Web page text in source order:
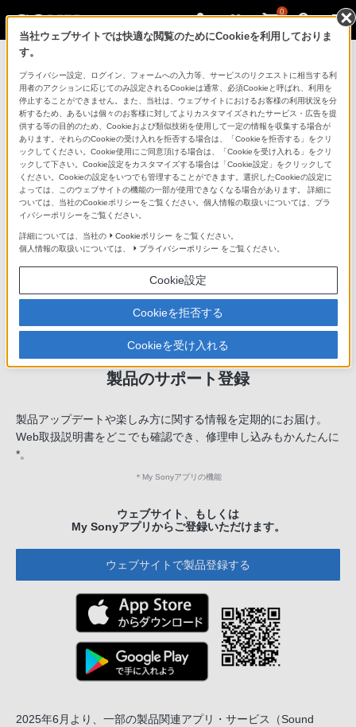
0
「できたらいいな」も
「安心」も
製品のサポート登録
製品アップデートや楽しみ方に関する情報を定期的にお届け。
Web取扱説明書をどこでも確認でき、修理申し込みもかんたんに
*。
＊ My Sonyアプリの機能
ウェブサイト、もしくは
My Sonyアプリからご登録いただけます。
ウェブサイトで製品登録する
2025年6月より、一部の製品関連アプリ・サービス
（Sound
当社ウェブサイトでは快適な閲覧のためにCookieを利用しておりま
す。
プライバシー設定、ログイン、フォームへの入力等、サービスのリクエストに相当する利
用者のアクションに応じてのみ設定されるCookieは通常、必須Cookieと呼ばれ、利用を
停止することができません。また、当社は、ウェブサイトにおけるお客様の利用状況を分
析するため、あるいは個々のお客様に対してよりカスタマイズされたサービス・広告を提
供する等の目的のため、Cookieおよび類似技術を使用して一定の情報を収集する場合が
あります。それらのCookieの受け入れを拒否する場合は、「Cookieを拒否する」をクリ
ックしてください。Cookie使用にご同意頂ける場合は、「Cookieを受け入れる」をクリ
ックして下さい。Cookie設定をカスタマイズする場合は「Cookie設定」をクリックして
ください。Cookieの設定をいつでも管理することができます。選択したCookieの設定に
よっては、このウェブサイトの機能の一部が使用できなくなる場合があります。 詳細に
ついては、当社のCookieポリシーをご覧ください。個人情報の取扱いについては、プラ
イバシーポリシーをご覧ください。
詳細については、当社の Cookieポリシー をご覧ください。
個人情報の取扱いについては、
プライバシーポリシー をご覧ください。
Cookie設定
Cookieを拒否する
Cookieを受け入れる